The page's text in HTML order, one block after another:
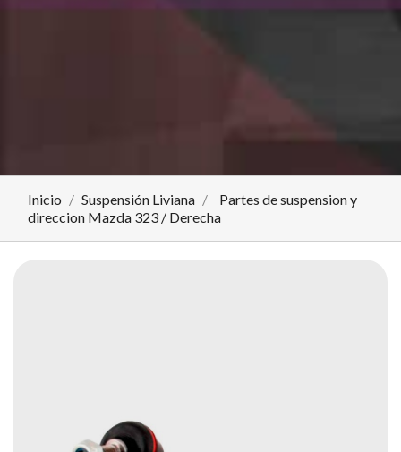
Inicio Suspensión Liviana
Partes de suspension y
direccion Mazda 323 / Derecha